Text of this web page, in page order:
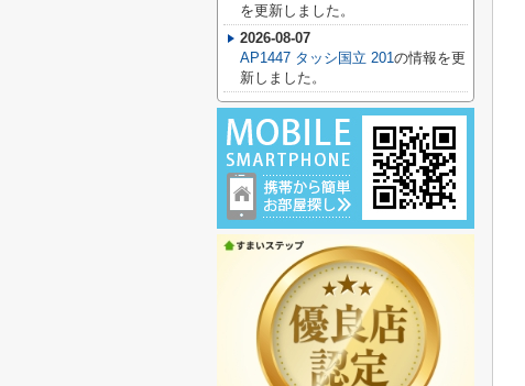
を更新しました。
2026-08-07
AP1447 タッシ国立 201の情報を更
新しました。